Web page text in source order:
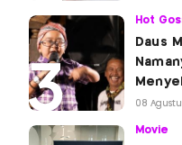
Hot
Daus
08
Movie